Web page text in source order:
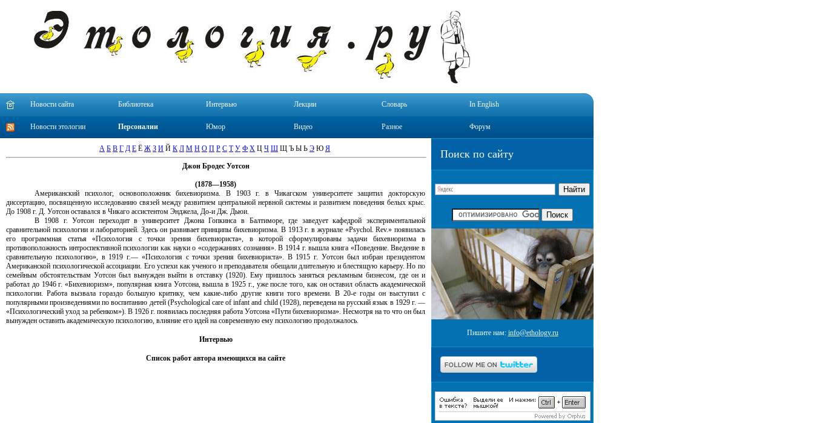
Новости сайта Библиотека Интервью Лекции Словарь In English
Новости этологии Персоналии Юмор Видео Разное Форум
Поиск по сайту
Пишите нам: info@ethology.ru
А Б В Г Д Е Ё Ж З И Й К Л М Н О П Р С Т У Ф Х Ц Ч Ш Щ Ъ Ы Ь Э Ю Я
Джон Бродес Уотсон
(1878—1958)
Американский психолог, основоположник бихевиоризма. В 1903 г. в Чикагском университете защитил докторскую
диссертацию, посвященную исследованию связей между развитием центральной нервной системы и развитием поведения белых крыс.
До 1908 г. Д. Уотсон оставался в Чикаго ассистентом Энджела, До-и Дж. Дьюи.
В 1908 г. Уотсон переходит в университет Джона Гопкинса в Балтиморе, где заведует кафедрой экспериментальной
сравнительной психологии и лабораторией. Здесь он развивает принципы бихевиоризма. В 1913 г. в журнале «Psychol. Rev.» появилась
его программная статья «Психология с точки зрения бихевиориста», в которой сформулированы задачи бихевиоризма в
противоположность интроспективной психологии как науки о «содержаниях сознания». В 1914 г. вышла книга «Поведение. Введение в
сравнительную психологию», в 1919 г.— «Психология с точки зрения бихевиориста». В 1915 г. Уотсон был избран президентом
Американской психологической ассоциации. Его успехи как ученого и преподавателя обещали длительную и блестящую карьеру. Но по
семейным обстоятельствам Уотсон был вынужден выйти в отставку (1920). Ему пришлось заняться рекламным бизнесом, где он и
работал до 1946 г. «Бихевиоризм», популярная книга Уотсона, вышла в 1925 г., уже после того, как он оставил область академической
психологии. Работа вызвала гораздо большую критику, чем какие-либо другие книги того времени. В 20-е годы он выступил с
популярными произведениями по воспитанию детей (Psychological care of infant and child (1928), переведена на русский язык в 1929 г. —
«Психологический уход за ребенком»). В 1926 г. появилась последняя работа Уотсона «Пути бихевиоризма». Несмотря на то что он был
вынужден оставить академическую психологию, влияние его идей на современную ему психологию продолжалось.
Интервью
Список работ автора имеющихся на сайте